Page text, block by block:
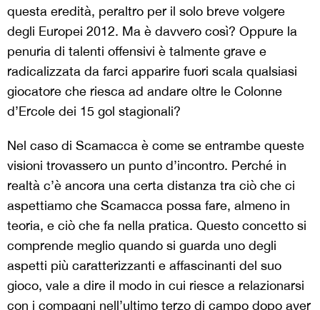
questa eredità, peraltro per il solo breve volgere
degli Europei 2012. Ma è davvero così? Oppure la
penuria di talenti offensivi è talmente grave e
radicalizzata da farci apparire fuori scala qualsiasi
giocatore che riesca ad andare oltre le Colonne
d’Ercole dei 15 gol stagionali?
Nel caso di Scamacca è come se entrambe queste
visioni trovassero un punto d’incontro. Perché in
realtà c’è ancora una certa distanza tra ciò che ci
aspettiamo che Scamacca possa fare, almeno in
teoria, e ciò che fa nella pratica. Questo concetto si
comprende meglio quando si guarda uno degli
aspetti più caratterizzanti e affascinanti del suo
gioco, vale a dire il modo in cui riesce a relazionarsi
con i compagni nell’ultimo terzo di campo dopo aver